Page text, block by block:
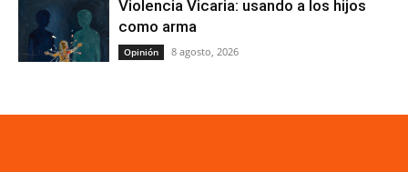
Violencia Vicaria: usando a los hijos
como arma
Opinión 8 agosto, 2026